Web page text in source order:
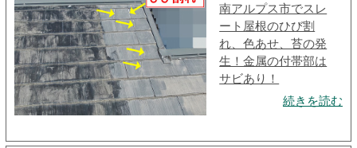
南アルプス市でスレ
ート屋根のひび割
れ、色あせ、苔の発
生！金属の付帯部は
サビあり！
続きを読む